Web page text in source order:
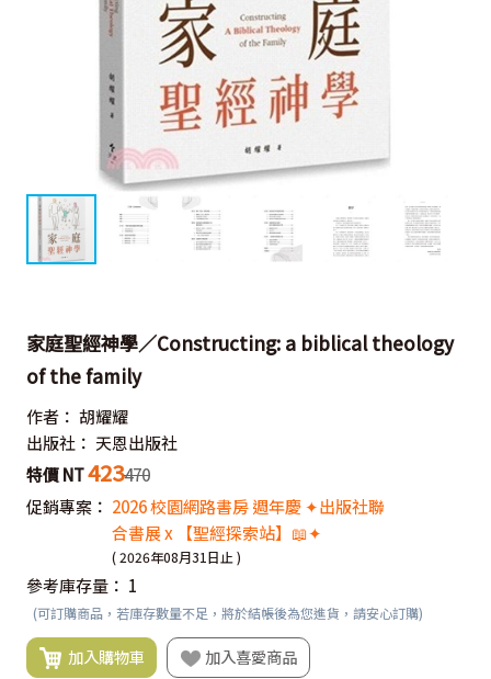
家庭聖經神學／Constructing: a biblical theology
of the family
作者： 胡耀耀
出版社： 天恩出版社
特價 NT423470
促銷專案： 2026 校園網路書房 週年慶 ✦出版社聯
合書展 x 【聖經探索站】📖✦
( 2026年08月31日止 )
參考庫存量： 1
(可訂購商品，若庫存數量不足，將於結帳後為您進貨，請安心訂購)
加入購物車 加入喜愛商品